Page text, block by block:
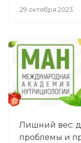
29 октября 2023
Лишний вес:
проблемы и